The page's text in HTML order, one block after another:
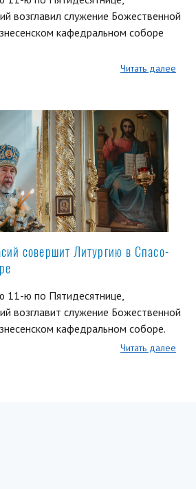
возглавил служение Божественной
кафедральном соборе
Читать далее
совершит Литургию в Спасо-
11-ю по Пятидесятнице,
возглавит служение Божественной
кафедральном соборе.
Читать далее